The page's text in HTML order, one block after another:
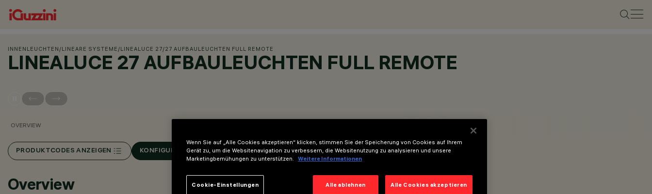
INNENLEUCHTEN /LINEARE SYSTEME /LINEALUCE 27/27 AUFBAULEUCHTEN FULL REMOTE
LINEALUCE 27 AUFBAULEUCHTEN FULL REMOTE
OVERVIEW
PRODUKTCODES ANZEIGEN KONFIGURIEREN
Overview
Wenn Sie auf „Alle Cookies akzeptieren“ klicken, stimmen Sie der Speicherung von Cookies auf Ihrem
Gerät zu, um die Websitenavigation zu verbessern, die Websitenutzung zu analysieren und unsere
Marketingbemühungen zu unterstützen.
Weitere Informationen
Alle ablehnen Alle Cookies akzeptieren
Cookie-Einstellungen